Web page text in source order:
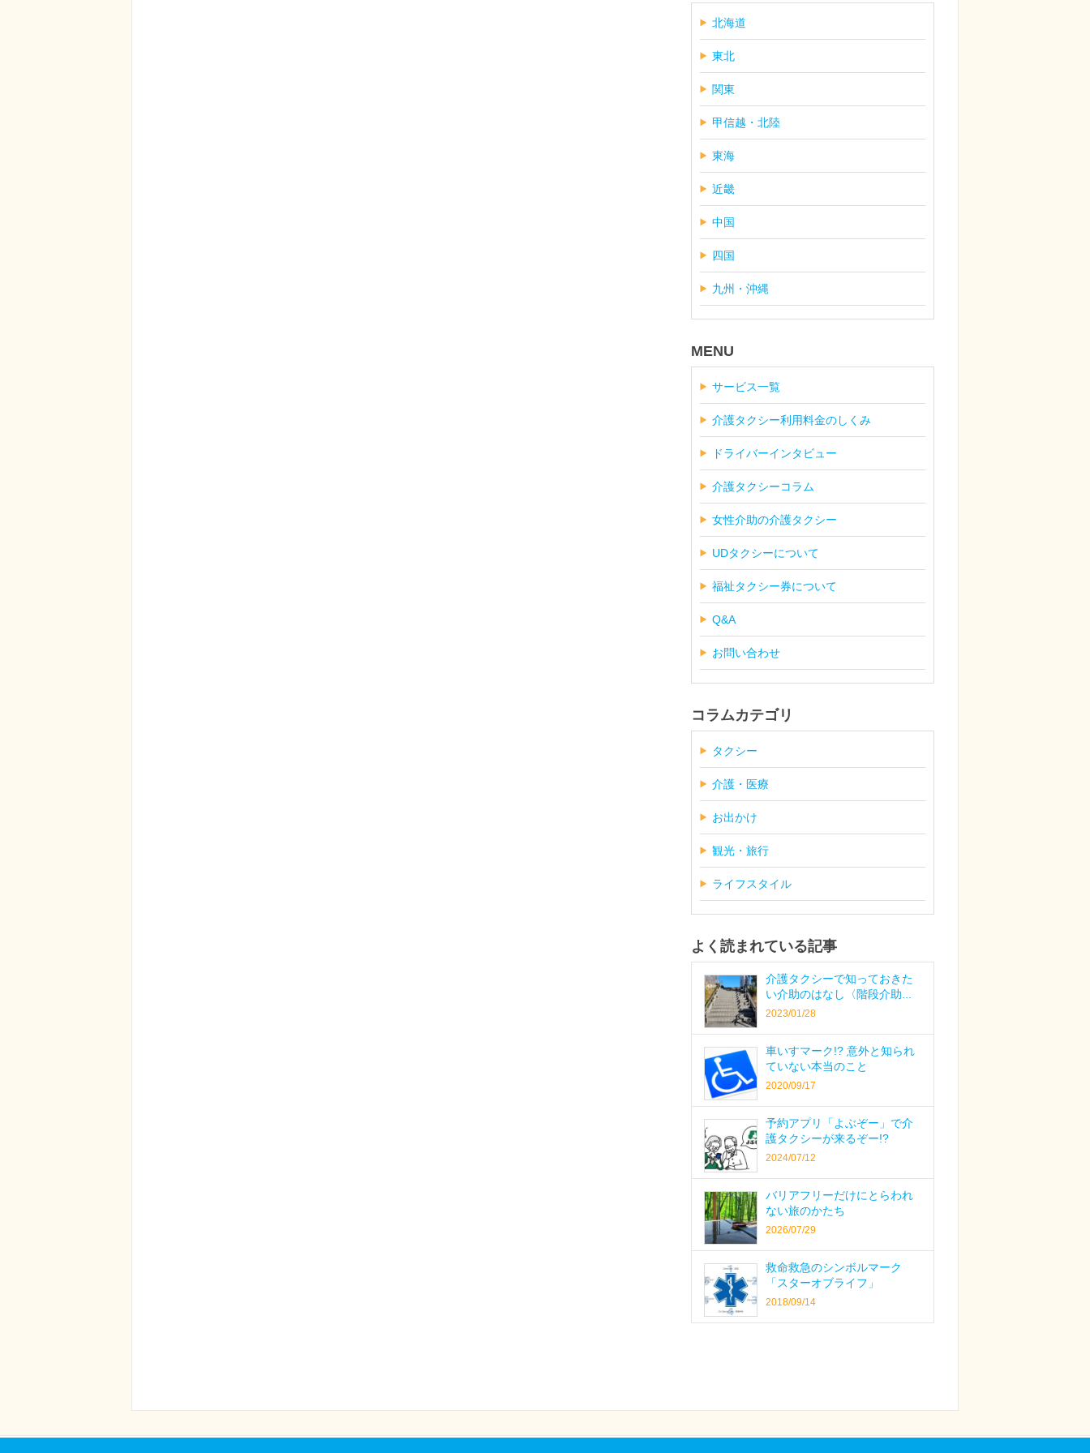
北海道
東北
関東
甲信越・北陸
東海
近畿
中国
四国
九州・沖縄
MENU
サービス一覧
介護タクシー利用料金のしくみ
ドライバーインタビュー
介護タクシーコラム
女性介助の介護タクシー
UDタクシーについて
福祉タクシー券について
Q&A
お問い合わせ
コラムカテゴリ
タクシー
介護・医療
お出かけ
観光・旅行
ライフスタイル
よく読まれている記事
介護タクシーで知っておきた
い介助のはなし〈階段介助...
2023/01/28
車いすマーク!? 意外と知られ
ていない本当のこと
2020/09/17
予約アプリ「よぶぞー」で介
護タクシーが来るぞー!?
2024/07/12
バリアフリーだけにとらわれ
ない旅のかたち
2026/07/29
救命救急のシンボルマーク
「スターオブライフ」
2018/09/14